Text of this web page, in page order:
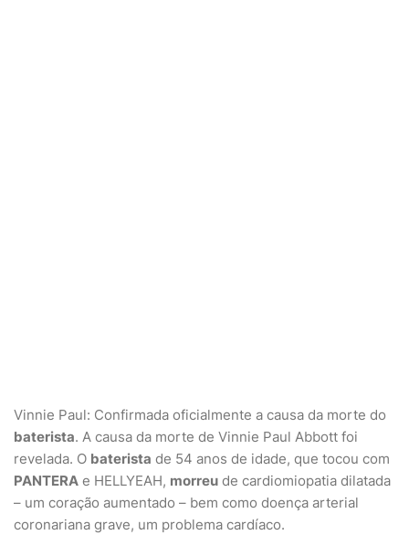
Vinnie Paul: Confirmada oficialmente a causa da morte do
baterista. A causa da morte de Vinnie Paul Abbott foi
revelada. O baterista de 54 anos de idade, que tocou com
PANTERA e HELLYEAH, morreu de cardiomiopatia dilatada
– um coração aumentado – bem como doença arterial
coronariana grave, um problema cardíaco.